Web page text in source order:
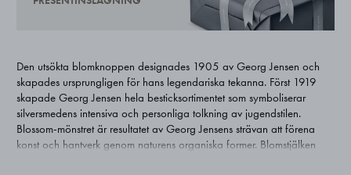
Den utsökta blomknoppen designades 1905 av Georg Jensen och
skapades ursprungligen för hans legendariska tekanna. Först 1919
skapade Georg Jensen hela besticksortimentet som symboliserar
silversmedens intensiva och personliga tolkning av jugendstilen.
Blossom-mönstret är resultatet av Georg Jensens strävan att förena
konst och hantverk genom naturens organiska former. Blomstjälken